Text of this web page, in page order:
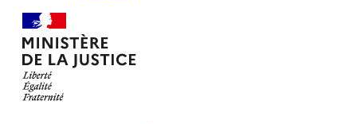
Press
News by Ilexia
Contact us
Meet us
Terms and conditions